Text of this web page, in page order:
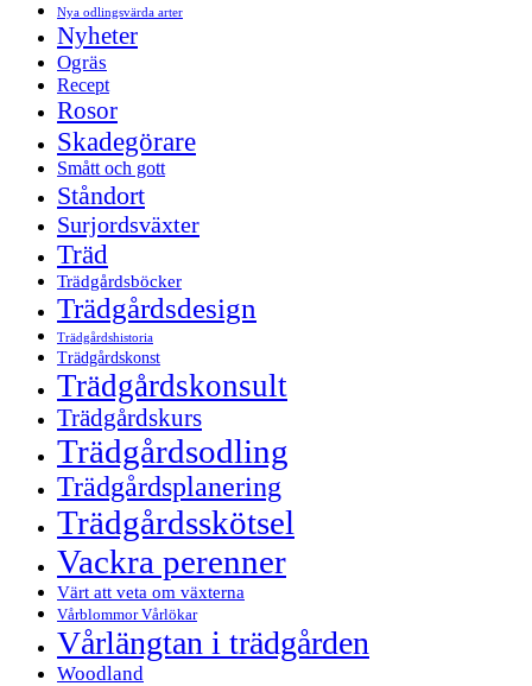
Nya odlingsvärda arter
Nyheter
Ogräs
Recept
Rosor
Skadegörare
Smått och gott
Ståndort
Surjordsväxter
Träd
Trädgårdsböcker
Trädgårdsdesign
Trädgårdshistoria
Trädgårdskonst
Trädgårdskonsult
Trädgårdskurs
Trädgårdsodling
Trädgårdsplanering
Trädgårdsskötsel
Vackra perenner
Värt att veta om växterna
Vårblommor Vårlökar
Vårlängtan i trädgården
Woodland